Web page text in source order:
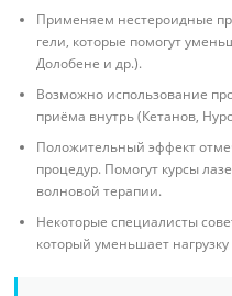
Применяем нестероидные
гели, которые помогут
Долобене и др.).
Возможно использование
приёма внутрь (Кетанов,
Положительный эффект
процедур. Помогут курсы
волновой терапии.
Некоторые специалисты
который уменьшает